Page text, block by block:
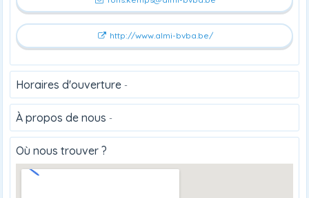
http://www.almi-bvba.be/
Horaires d'ouverture -
À propos de nous -
Où nous trouver ?